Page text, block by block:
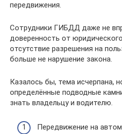
передвижения.
Сотрудники ГИБДД даже не
доверенность от
отсутствие разрешения на
больше не нарушение закона.
Казалось бы, тема исчерпана,
определённые подводные
знать владельцу и водителю.
Передвижение на